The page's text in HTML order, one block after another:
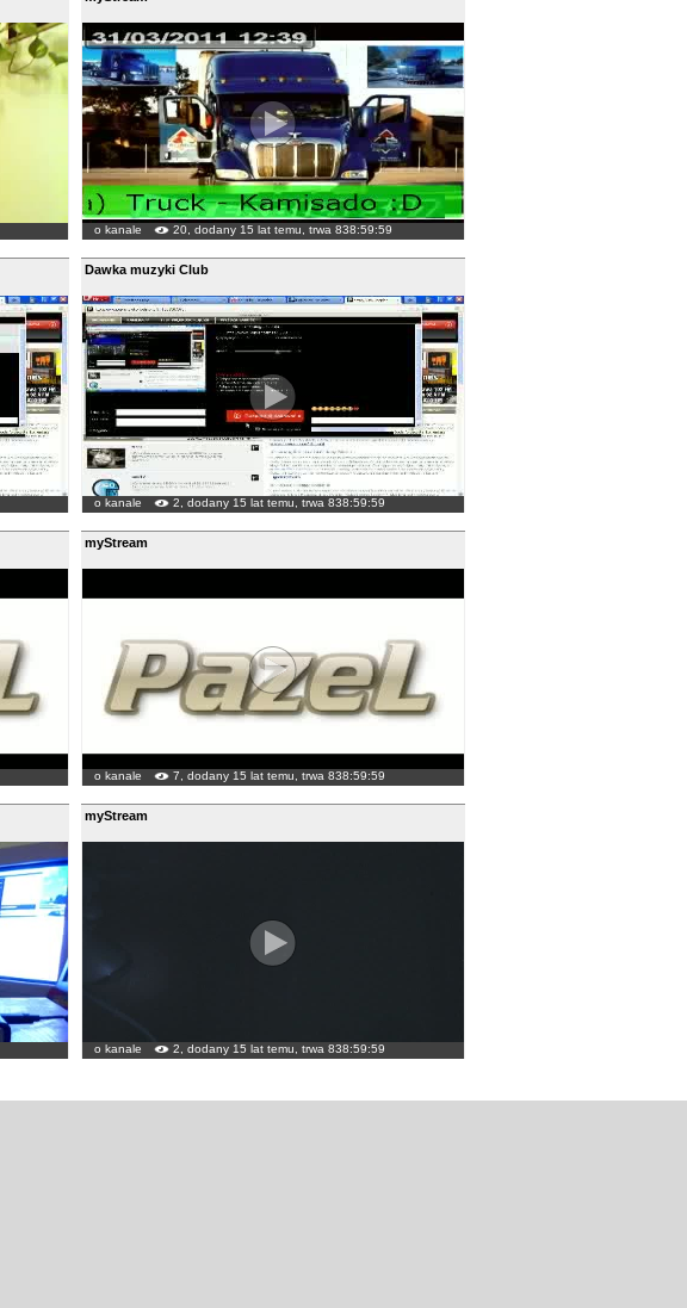
o kanale 20, dodany 15 lat temu, trwa 838:59:59
Dawka muzyki Club
o kanale 2, dodany 15 lat temu, trwa 838:59:59
myStream
o kanale 7, dodany 15 lat temu, trwa 838:59:59
myStream
o kanale 2, dodany 15 lat temu, trwa 838:59:59